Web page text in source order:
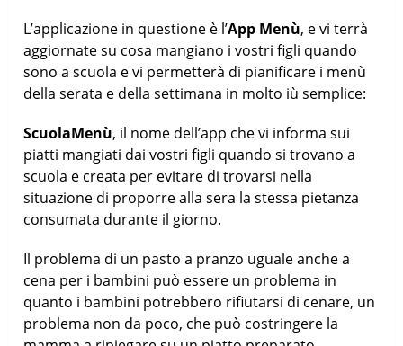
L’applicazione in questione è l’App Menù, e vi terrà
aggiornate su cosa mangiano i vostri figli quando
sono a scuola e vi permetterà di pianificare i menù
della serata e della settimana in molto iù semplice:
ScuolaMenù, il nome dell’app che vi informa sui
piatti mangiati dai vostri figli quando si trovano a
scuola e creata per evitare di trovarsi nella
situazione di proporre alla sera la stessa pietanza
consumata durante il giorno.
Il problema di un pasto a pranzo uguale anche a
cena per i bambini può essere un problema in
quanto i bambini potrebbero rifiutarsi di cenare, un
problema non da poco, che può costringere la